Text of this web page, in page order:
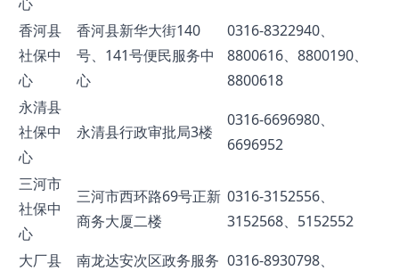
香河县
社保中
心
香河县新华大街140
号、141号便民服务中
心
0316-8322940、
8800616、8800190、
8800618
永清县
社保中
心
永清县行政审批局3楼
0316-6696980、
6696952
三河市
社保中
心
三河市西环路69号正新
商务大厦二楼
0316-3152556、
3152568、5152552
大厂县
南龙达安次区政务服务 0316-8930798、